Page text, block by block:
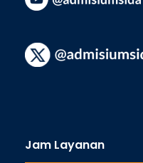
Jam Layanan